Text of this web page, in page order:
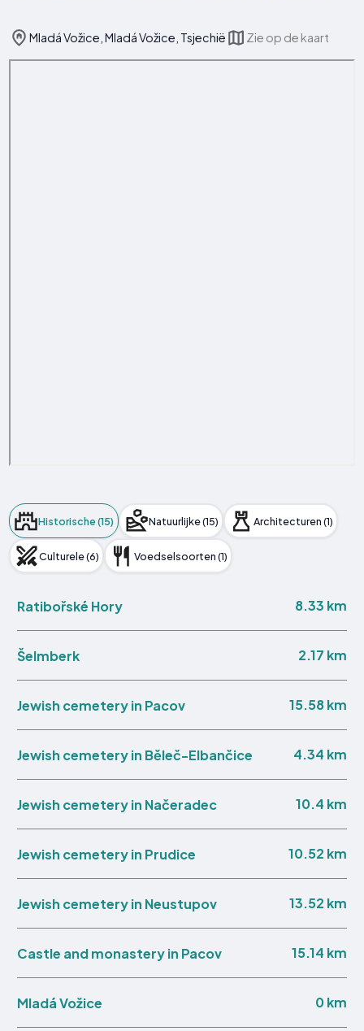
Mladá Vožice, Mladá Vožice, Tsjechië Zie op de kaart
Historische (15) Natuurlijke (15) Architecturen (1)
Culturele (6) Voedselsoorten (1)
Ratibořské Hory 8.33 km
Šelmberk 2.17 km
Jewish cemetery in Pacov 15.58 km
Jewish cemetery in Běleč-Elbančice 4.34 km
Jewish cemetery in Načeradec 10.4 km
Jewish cemetery in Prudice 10.52 km
Jewish cemetery in Neustupov 13.52 km
Castle and monastery in Pacov 15.14 km
Mladá Vožice 0 km